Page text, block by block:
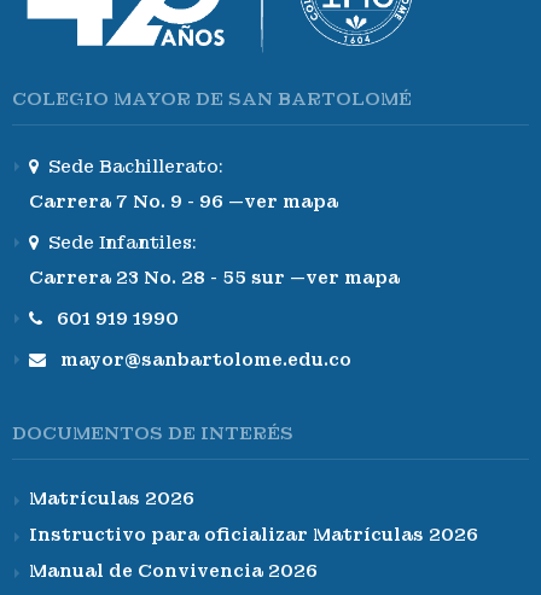
COLEGIO MAYOR DE SAN BARTOLOMÉ
Sede Bachillerato:
Carrera 7 No. 9 - 96 —ver mapa
Sede Infantiles:
Carrera 23 No. 28 - 55 sur —ver mapa
601 919 1990
mayor@sanbartolome.edu.co
DOCUMENTOS DE INTERÉS
Matrículas 2026
Instructivo para oficializar Matrículas 2026
Manual de Convivencia 2026